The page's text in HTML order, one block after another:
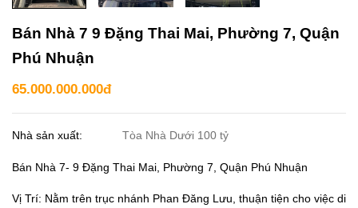
Bán Nhà 7 9 Đặng Thai Mai, Phường 7, Quận
Phú Nhuận
65.000.000.000đ
Nhà sản xuất: Tòa Nhà Dưới 100 tỷ
Bán Nhà 7- 9 Đặng Thai Mai, Phường 7, Quận Phú Nhuận
Vị Trí: Nằm trên trục nhánh Phan Đăng Lưu, thuận tiện cho việc di